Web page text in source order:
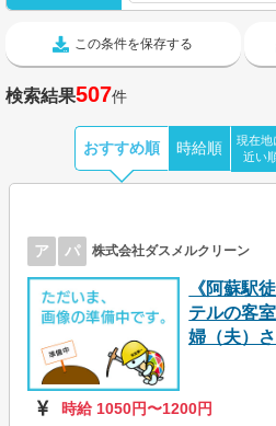
この条件を保存する
検索結果507件
おすすめ順 時給順
現在地
近い
ア パ 株式会社ダスメルクリーン
《阿蘇駅
テルの客
婦（夫）
時給 1050円〜1200円